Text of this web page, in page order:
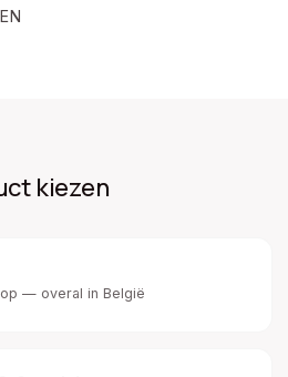
kiezen
— overal in België